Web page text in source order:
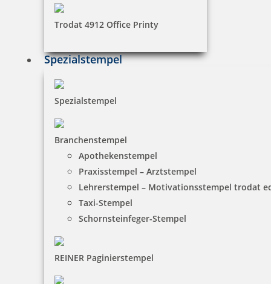
Trodat 4912 Office Printy
Spezialstempel
Spezialstempel
Branchenstempel
Apothekenstempel
Praxisstempel – Arztstempel
Lehrerstempel – Motivationsstempel trodat
Taxi-Stempel
Schornsteinfeger-Stempel
REINER Paginierstempel
trodat edy Plesiosaurus Dinosaurier Stempel
0,87 €